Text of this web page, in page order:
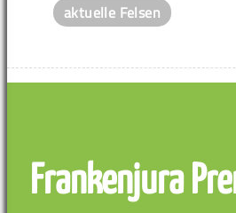
aktuelle Felsen
Frankenjura